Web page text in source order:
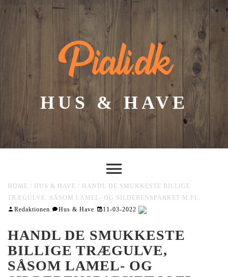
Piali.dk
HUS & HAVE
HOME / HUS & HAVE / HANDL DE SMUKKESTE BILLIGE
TRÆGULVE, SÅSOM LAMEL- OG SILDEBENSPARKET M.FL.
Redaktionen
Hus & Have 11-03-2022
HANDL DE SMUKKESTE
BILLIGE TRÆGULVE,
SÅSOM LAMEL- OG